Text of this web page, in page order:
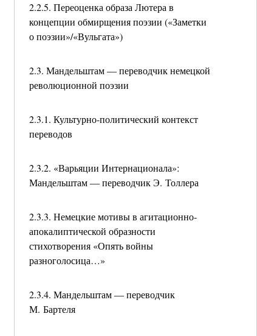
2.2.5. Переоценка образа Лютера в
концепции обмирщения поэзии («Заметки
о поэзии»/«Вульгата»)
2.3. Мандельштам — переводчик немецкой
революционной поэзии
2.3.1. Культурно-политический контекст
переводов
2.3.2. «Варьяции Интернационала»:
Мандельштам — переводчик Э. Толлера
2.3.3. Немецкие мотивы в агитационно-
апокалиптической образности
стихотворения «Опять войны
разноголосица…»
2.3.4. Мандельштам — переводчик
М. Бартеля